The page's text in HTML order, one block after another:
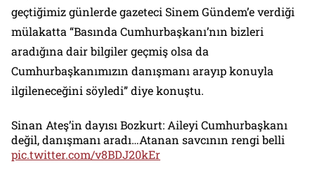
geçtiğimiz günlerde gazeteci Sinem Gündem’e verdiği
mülakatta “Basında Cumhurbaşkanı’nın bizleri
aradığına dair bilgiler geçmiş olsa da
Cumhurbaşkanımızın danışmanı arayıp konuyla
ilgileneceğini söyledi” diye konuştu.
Sinan Ateş’in dayısı Bozkurt: Aileyi Cumhurbaşkanı
değil, danışmanı aradı…Atanan savcının rengi belli
pic.twitter.com/v8BDJ20kEr